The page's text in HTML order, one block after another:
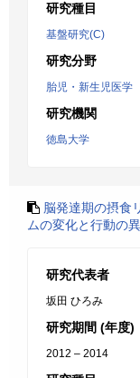
研究種目
基盤研究(C)
研究分野
胎児・新生児医学
研究機関
徳島大学
脳発達期の摂食
ムの変化と行動の
研究代表者
坂田 ひろみ
研究期間 (年度)
2012 – 2014